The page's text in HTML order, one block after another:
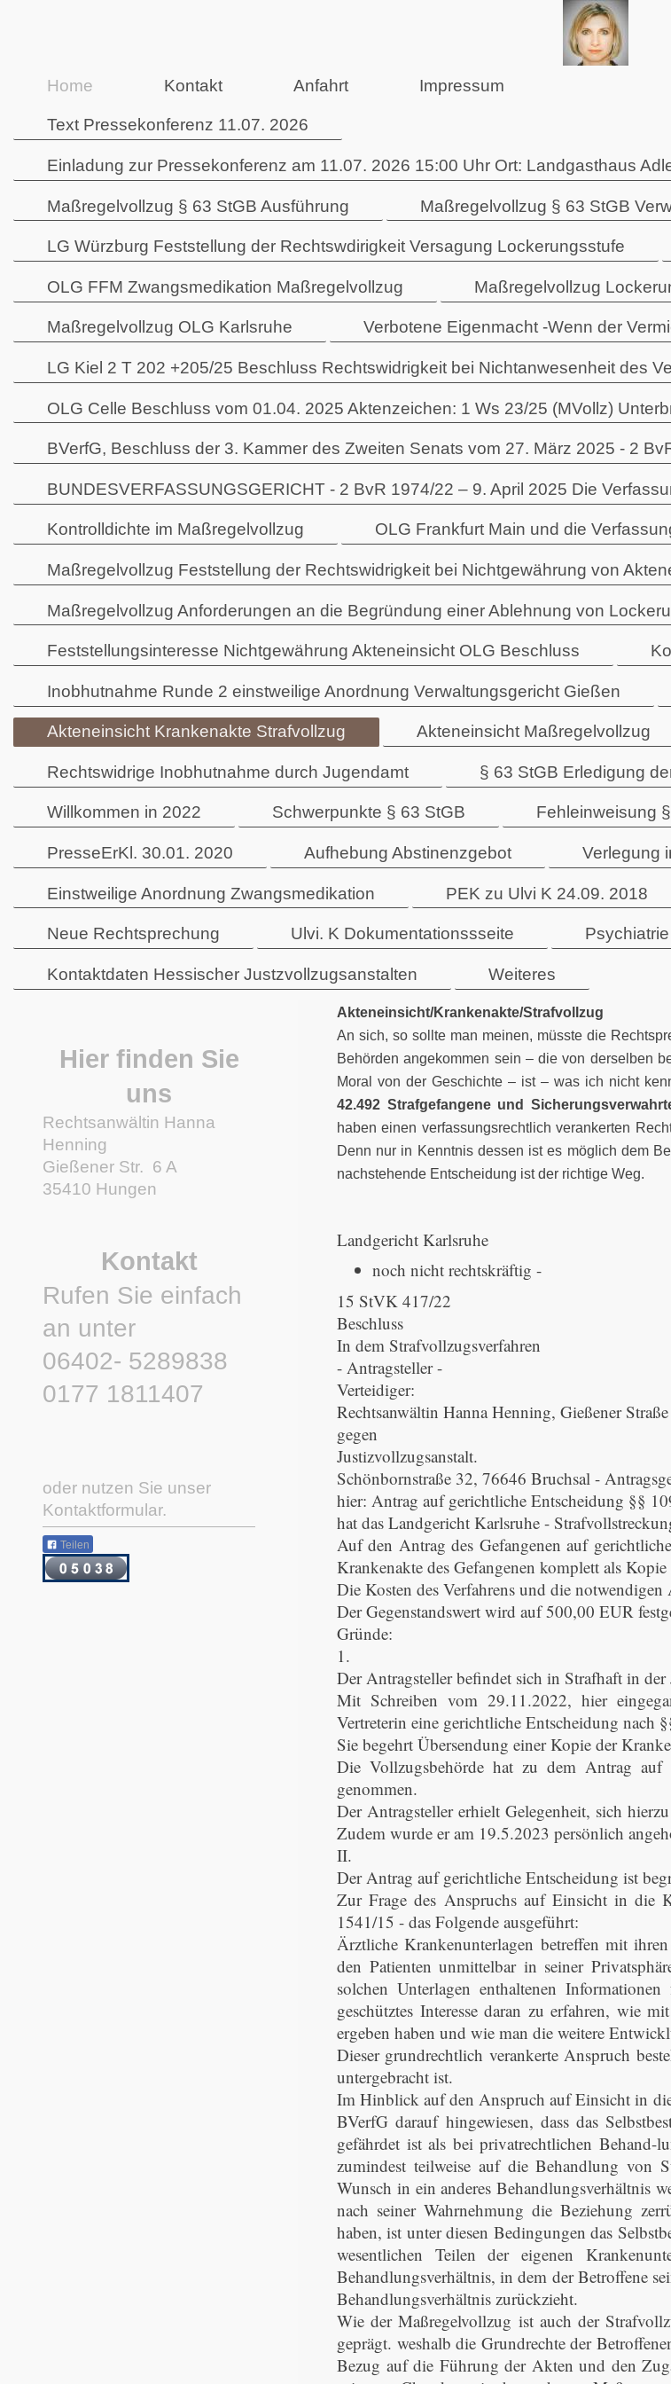
Home Kontakt Anfahrt Impressum
Text Pressekonferenz 11.07. 2026
Einladung zur Pressekonferenz am 11.07. 2026 15:00 Uhr Ort: Landgasthaus
Maßregelvollzug § 63 StGB Ausführung Maßregelvollzug § 63 StGB
LG Würzburg Feststellung der Rechtswdirigkeit Versagung Lockerungsstufe
OLG FFM Zwangsmedikation Maßregelvollzug Maßregelvollzug
Maßregelvollzug OLG Karlsruhe Verbotene Eigenmacht -Wenn der
LG Kiel 2 T 202 +205/25 Beschluss Rechtswidrigkeit bei Nichtanwesenheit des
OLG Celle Beschluss vom 01.04. 2025 Aktenzeichen: 1 Ws 23/25 (MVollz)
BVerfG, Beschluss der 3. Kammer des Zweiten Senats vom 27. März 2025 - 2
BUNDESVERFASSUNGSGERICHT - 2 BvR 1974/22 – 9. April 2025 Die
Kontrolldichte im Maßregelvollzug OLG Frankfurt Main und die
Maßregelvollzug Feststellung der Rechtswidrigkeit bei Nichtgewährung von
Maßregelvollzug Anforderungen an die Begründung einer Ablehnung von
Feststellungsinteresse Nichtgewährung Akteneinsicht OLG Beschluss
Inobhutnahme Runde 2 einstweilige Anordnung Verwaltungsgericht Gießen
Akteneinsicht Krankenakte Strafvollzug Akteneinsicht Maßregelvollzug
Rechtswidrige Inobhutnahme durch Jugendamt § 63 StGB Erledigung
Willkommen in 2022 Schwerpunkte § 63 StGB Fehleinweisung
PresseErKl. 30.01. 2020 Aufhebung Abstinenzgebot Verlegung
Einstweilige Anordnung Zwangsmedikation PEK zu Ulvi K 24.09. 2018
Neue Rechtsprechung Ulvi. K Dokumentationssseite
Kontaktdaten Hessischer Justzvollzugsanstalten Weiteres
Akteneinsicht/Krankenakte/Strafvollzug
An sich, so sollte man meinen, müsste die
Behörden angekommen sein – die von derselben
Moral von der Geschichte – ist – was ich nicht
42.492 Strafgefangene und
haben einen verfassungsrechtlich verankerten
Denn nur in Kenntnis dessen ist es möglich dem
nachstehende Entscheidung ist der richtige Weg.
Landgericht Karlsruhe
noch nicht rechtskräftig -
15 StVK 417/22
Beschluss
In dem Strafvollzugsverfahren
- Antragsteller -
Verteidiger:
Rechtsanwältin Hanna Henning, Gießener
gegen
Justizvollzugsanstalt.
Schönbornstraße 32, 76646 Bruchsal -
hier: Antrag auf gerichtliche Entscheidung §§
hat das Landgericht Karlsruhe -
Auf den Antrag des Gefangenen auf
Krankenakte des Gefangenen komplett als
Die Kosten des Verfahrens und die notwendigen
Der Gegenstandswert wird auf 500,00 EUR
Gründe:
1.
Der Antragsteller befindet sich in Strafhaft in
Mit Schreiben vom 29.11.2022, hier
Vertreterin eine gerichtliche Entscheidung nach
Sie begehrt Übersendung einer Kopie der
Die Vollzugsbehörde hat zu dem Antrag
genommen.
Der Antragsteller erhielt Gelegenheit, sich
Zudem wurde er am 19.5.2023 persönlich
II.
Der Antrag auf gerichtliche Entscheidung ist
Zur Frage des Anspruchs auf Einsicht in die
1541/15 - das Folgende ausgeführt:
Ärztliche Krankenunterlagen betreffen mit
den Patienten unmittelbar in seiner
solchen Unterlagen enthaltenen
geschütztes Interesse daran zu erfahren, wie
ergeben haben und wie man die weitere
Dieser grundrechtlich verankerte Anspruch
untergebracht ist.
Im Hinblick auf den Anspruch auf Einsicht in
BVerfG darauf hingewiesen, dass das
gefährdet ist als bei privatrechtlichen Behand-
zumindest teilweise auf die Behandlung von
Wunsch in ein anderes Behandlungsverhältnis
nach seiner Wahrnehmung die Beziehung
haben, ist unter diesen Bedingungen das
wesentlichen Teilen der eigenen
Behandlungsverhältnis, in dem der Betroffene
Behandlungsverhältnis zurückzieht.
Wie der Maßregelvollzug ist auch der
geprägt. weshalb die Grundrechte der
Bezug auf die Führung der Akten und den
Hier finden Sie
uns
Rechtsanwältin Hanna
Henning
Gießener Str. 6 A
35410 Hungen
Kontakt
Rufen Sie einfach
an unter
06402- 5289838
0177 1811407
oder nutzen Sie unser
Kontaktformular.
Teilen